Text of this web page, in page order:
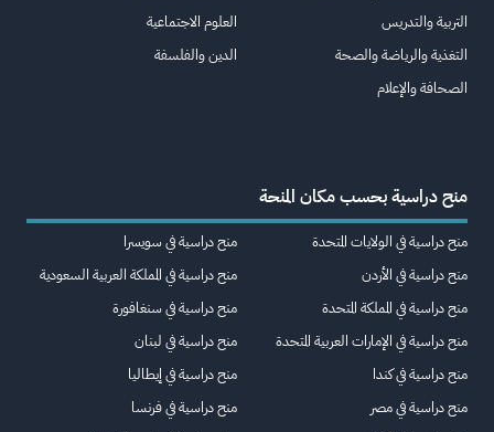
التربية والتدريس
التغذية والرياضة والصحة
الصحافة والإعلام
العلوم الاجتماعية
الدين والفلسفة
منح دراسية بحسب مكان المنحة
منح دراسية في الولايات المتحدة
منح دراسية في الأردن
منح دراسية في المملكة المتحدة
منح دراسية في الإمارات العربية المتحدة
منح دراسية في كندا
منح دراسية في مصر
منح دراسية في سويسرا
منح دراسية في المملكة العربية السعودية
منح دراسية في سنغافورة
منح دراسية في لبنان
منح دراسية في إيطاليا
منح دراسية في فرنسا